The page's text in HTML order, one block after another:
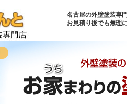
名古屋の外壁塗装専
お見積り後でも無理